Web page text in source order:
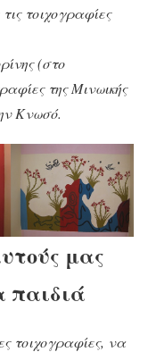
τοιχογραφίες
(στο
της Μινωικής
Κνωσό.
μας
παιδιά
τοιχογραφίες, να